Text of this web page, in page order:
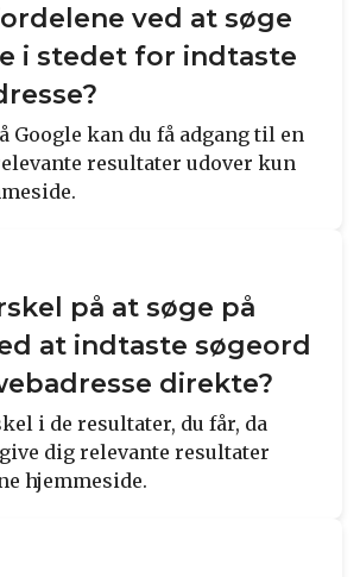
ved at søge
i stedet for indtaste
Google kan du få adgang til en
resultater udover kun
på at søge på
at indtaste søgeord
direkte?
i de resultater, du får, da
dig relevante resultater
hjemmeside.